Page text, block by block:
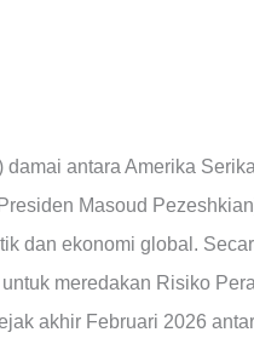
antara Amerika
Masoud
dan ekonomi global.
meredakan Risiko
akhir Februari 2026